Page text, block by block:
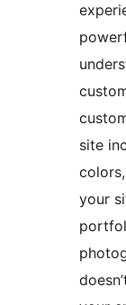
site
your